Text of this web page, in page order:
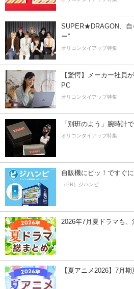
SUPER★DRAGON、自
ー”
オリコンタイアップ特集
【驚愕】メーカー社員
PC
オリコンタイアップ特集
「別班のよう」腕時計
オリコンタイアップ特集
自販機にピッ！ですぐ
（PR）ジハンピ
2026年7月夏ドラマも、
【夏アニメ2026】7月